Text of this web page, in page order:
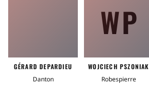
GÉRARD DEPARDIEU
Danton
WP
WOJCIECH PSZONIAK
Robespierre